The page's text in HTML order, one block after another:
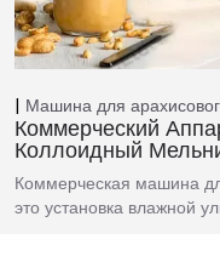
Машина для
Коммерческий
Коллоидный
Коммерческая машина
это установка влажной